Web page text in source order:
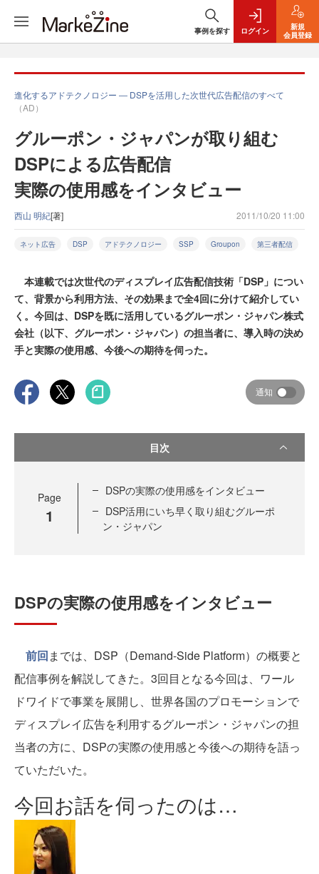
事例を探す ログイン
新規
会員登録
進化するアドテクノロジー ― DSPを活用した次世代広告配信のすべて
（AD）
グルーポン・ジャパンが取り組む
DSPによる広告配信
実際の使用感をインタビュー
西山 明紀[著] 2011/10/20 11:00
ネット広告 DSP アドテクノロジー SSP Groupon 第三者配信
本連載では次世代のディスプレイ広告配信技術「DSP」につい
て、背景から利用方法、その効果まで全4回に分けて紹介してい
く。今回は、DSPを既に活用しているグルーポン・ジャパン株式
会社（以下、グルーポン・ジャパン）の担当者に、導入時の決め
手と実際の使用感、今後への期待を伺った。
通知
目次
Page
1
DSPの実際の使用感をインタビュー
DSP活用にいち早く取り組むグルーポ
ン・ジャパン
DSPの実際の使用感をインタビュー
前回までは、DSP（Demand-Side Platform）の概要と
配信事例を解説してきた。3回目となる今回は、ワール
ドワイドで事業を展開し、世界各国のプロモーションで
ディスプレイ広告を利用するグルーポン・ジャパンの担
当者の方に、DSPの実際の使用感と今後への期待を語っ
ていただいた。
今回お話を伺ったのは…